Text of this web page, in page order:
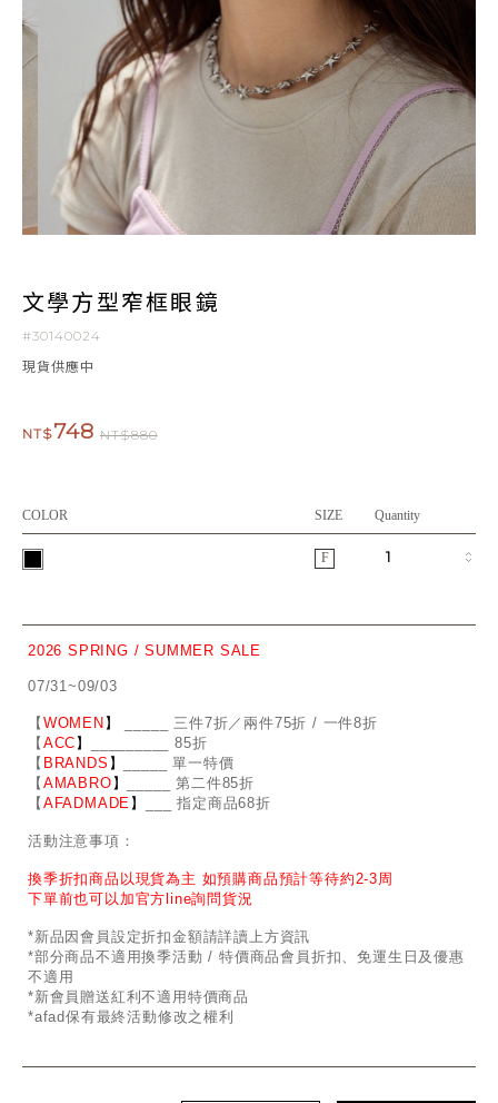
文學方型窄框眼鏡
#30140024
現貨供應中
NT$748 NT$880
COLOR SIZE Quantity
F
2026 SPRING / SUMMER SALE
07/31~09/03
【 WOMEN 】
___ 三件7折／兩件75折 / 一件8折
【 ACC 】
____ 85折
【 BRANDS 】
_ 單一特價
【 AMABRO 】
_ 第二件85折
【 AFADMADE 】 ___ 指定商品68折
活動注意事項：
換季折扣商品以現貨為主 如預購商品預計等待約2-3周
下單前也可以加官方line詢問貨況
*新品因會員設定折扣金額請詳讀上方資訊
*部分商品不適用換季活動 / 特價商品會員折扣、免運生日及優惠
不適用
*新會員贈送紅利不適用特價商品
*afad保有最終活動修改之權利